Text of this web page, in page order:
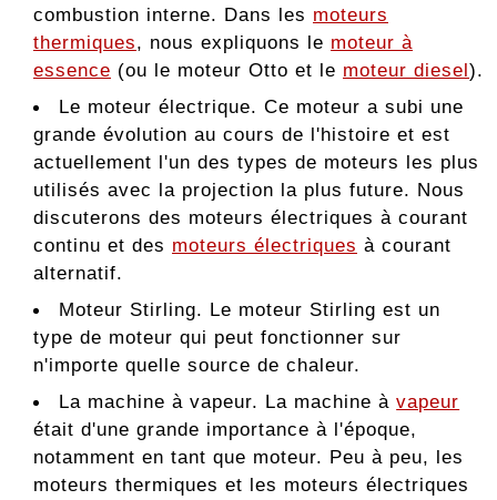
combustion interne. Dans les moteurs
thermiques, nous expliquons le moteur à
essence (ou le moteur Otto et le moteur diesel).
Le moteur électrique. Ce moteur a subi une
grande évolution au cours de l'histoire et est
actuellement l'un des types de moteurs les plus
utilisés avec la projection la plus future. Nous
discuterons des moteurs électriques à courant
continu et des moteurs électriques à courant
alternatif.
Moteur Stirling. Le moteur Stirling est un
type de moteur qui peut fonctionner sur
n'importe quelle source de chaleur.
La machine à vapeur. La machine àvapeur
était d'une grande importance à l'époque,
notamment en tant que moteur. Peu à peu, les
moteurs thermiques et les moteurs électriques